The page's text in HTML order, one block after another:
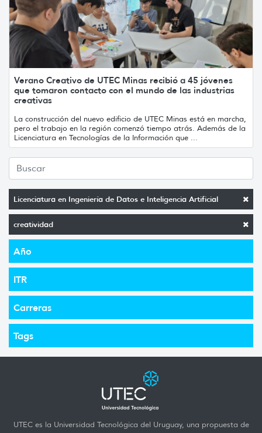
Licenciatura en Ingeniería de Datos e Inteligencia Artificial
creatividad
Año
ITR
Carreras
Tags
Verano Creativo de UTEC Minas recibió a 45 jóvenes
que tomaron contacto con el mundo de las industrias
creativas
La construcción del nuevo edificio de UTEC Minas está en marcha,
pero el trabajo en la región comenzó tiempo atrás. Además de la
Licenciatura en Tecnologías de la Información que ...
UTEC es la Universidad Tecnológica del Uruguay, una propuesta de